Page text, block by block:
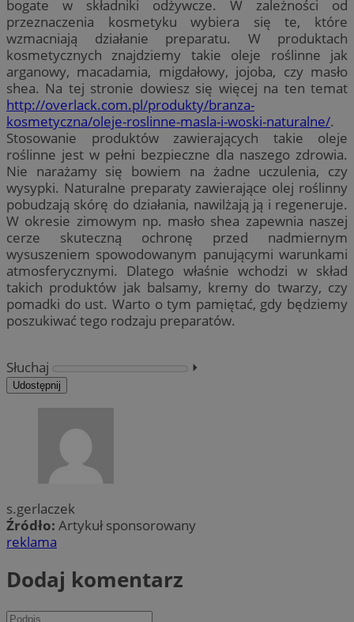
bogate w składniki odżywcze. W zależności od
przeznaczenia kosmetyku wybiera się te, które
wzmacniają działanie preparatu. W produktach
kosmetycznych znajdziemy takie oleje roślinne jak
arganowy, macadamia, migdałowy, jojoba, czy masło
shea. Na tej stronie dowiesz się więcej na ten temat
http://overlack.com.pl/produkty/branza-
kosmetyczna/oleje-roslinne-masla-i-woski-naturalne/.
Stosowanie produktów zawierających takie oleje
roślinne jest w pełni bezpieczne dla naszego zdrowia.
Nie narażamy się bowiem na żadne uczulenia, czy
wysypki. Naturalne preparaty zawierające olej roślinny
pobudzają skórę do działania, nawilżają ją i regeneruje.
W okresie zimowym np. masło shea zapewnia naszej
cerze skuteczną ochronę przed nadmiernym
wysuszeniem spowodowanym panującymi warunkami
atmosferycznymi. Dlatego właśnie wchodzi w skład
takich produktów jak balsamy, kremy do twarzy, czy
pomadki do ust. Warto o tym pamiętać, gdy będziemy
poszukiwać tego rodzaju preparatów.
Słuchaj ⏵︎
Udostępnij
s.gerlaczek
Źródło: Artykuł sponsorowany
reklama
Dodaj komentarz